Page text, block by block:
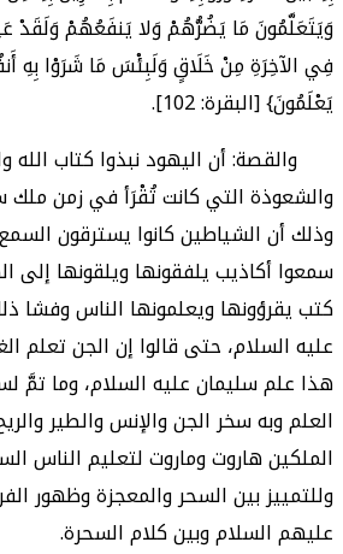
وَيَتَعَلَّمُونَ مَا يَضُرُّهُمْ وَلا يَنفَعُهُمْ وَلَقَدْ
فِي الآخِرَةِ مِنْ خَلَاقٍ وَلَبِئْسَ مَا شَرَوْا بِهِ
يَعْلَمُونَ} [البقرة: 102].
والقصة: أن اليهود نبذوا كتاب الله
والشعوذة التي كانت تُقْرَأ في زمن ملك
وذلك أن الشياطين كانوا يسترقون
سمعوا أكاذيب يلفقونها ويلقونها إلى
كتب يقرؤونها ويعلمونها الناس وفشا
عليه السلام، حتى قالوا إن الجن تعلم
هذا علم سليمان عليه السلام، وما تمَّ
العلم وبه سخر الجن والإنس والطير
الملكين هاروت وماروت لتعليم الناس
وللتمييز بين السحر والمعجزة وظهور
عليهم السلام وبين كلام السحرة.